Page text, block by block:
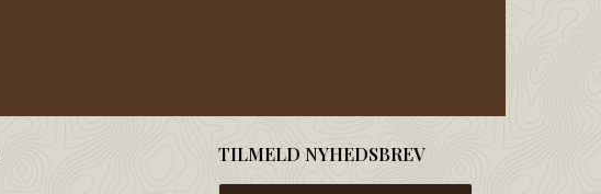
TILMELD NYHEDSBREV